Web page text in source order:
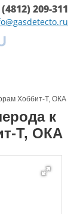
209-311
Хоббит-Т, ОКА
к
Т, ОКА